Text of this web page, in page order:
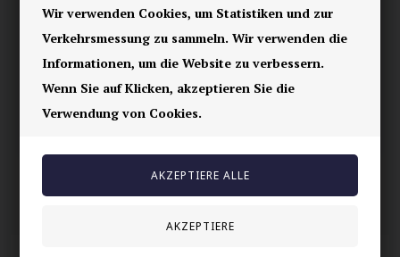
Wir verwenden Cookies, um Statistiken und zur
Verkehrsmessung zu sammeln. Wir verwenden die
Informationen, um die Website zu verbessern.
Wenn Sie auf Klicken, akzeptieren Sie die
Verwendung von Cookies.
E-mark webshop
100% nikkelfrei schmuck
Lieferung 2-4 Tage